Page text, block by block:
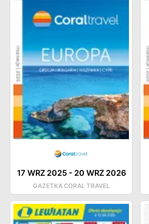
17 WRZ 2025- 20 WRZ 2026
GAZETKA CORAL TRAVEL